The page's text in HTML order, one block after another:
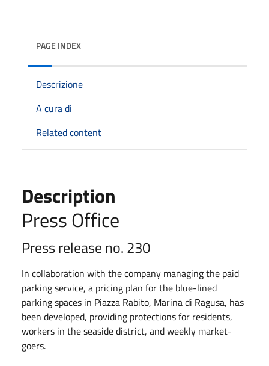
PAGE INDEX
Descrizione
A cura di
Related content
Description
Press Office
Press release no. 230
In collaboration with the company managing the paid
parking service, a pricing plan for the blue-lined
parking spaces in Piazza Rabito, Marina di Ragusa, has
been developed, providing protections for residents,
workers in the seaside district, and weekly market-
goers.